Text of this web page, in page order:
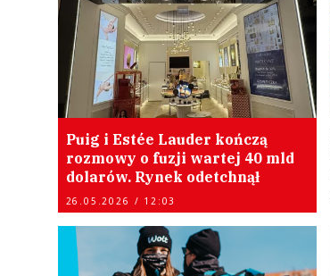
Puig i Estée Lauder kończą
rozmowy o fuzji wartej 40 mld
dolarów. Rynek odetchnął
26.05.2026 / 12:03